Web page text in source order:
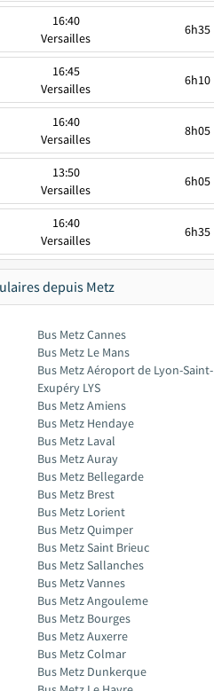
16:40
Versailles
6h35
16:45
Versailles
6h10
16:40
Versailles
8h05
13:50
Versailles
6h05
16:40
Versailles
6h35
depuis Metz
Bus Metz Cannes
Bus Metz Le Mans
Bus Metz Aéroport de Lyon-Saint-
Exupéry LYS
Bus Metz Amiens
Bus Metz Hendaye
Bus Metz Laval
Bus Metz Auray
Bus Metz Bellegarde
Bus Metz Brest
Bus Metz Lorient
Bus Metz Quimper
Bus Metz Saint Brieuc
Bus Metz Sallanches
Bus Metz Vannes
Bus Metz Angouleme
Bus Metz Bourges
Bus Metz Auxerre
Bus Metz Colmar
Bus Metz Dunkerque